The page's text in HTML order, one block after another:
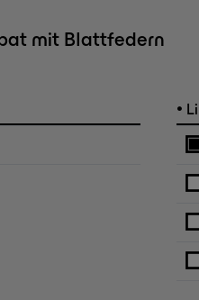
mit Blattfedern
•